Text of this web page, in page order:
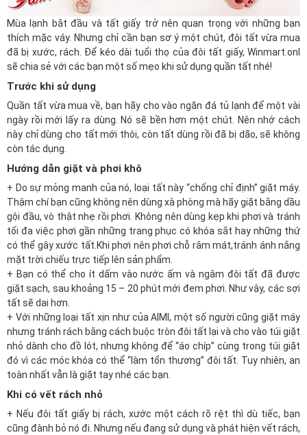
Mùa lạnh bắt đầu và tất giấy trở nên quan trọng với những bạn
thích mặc váy. Nhưng chỉ cần bạn sơ ý một chút, đôi tất vừa mua
đã bị xước, rách. Để kéo dài tuổi thọ của đôi tất giấy, Winmart.onl
sẽ chia sẻ với các bạn một số mẹo khi sử dụng quần tất nhé!
Trước khi sử dụng
Quần tất vừa mua về, bạn hãy cho vào ngăn đá tủ lạnh để một vài
ngày rồi mới lấy ra dùng. Nó sẽ bền hơn một chút. Nên nhớ cách
này chỉ dùng cho tất mới thôi, còn tất dùng rồi đã bị dão, sẽ không
còn tác dụng.
Hướng dẫn giặt và phơi khô
+ Do sự mỏng manh của nó, loại tất này “chống chỉ định” giặt máy.
Thậm chí bạn cũng không nên dùng xà phòng mà hãy giặt bằng dầu
gội đầu, vò thật nhẹ rồi phơi. Không nên dùng kẹp khi phơi và tránh
tối đa việc phơi gần những trang phục có khóa sắt hay những thứ
có thể gây xước tất.Khi phơi nên phơi chỗ râm mát,tránh ánh nắng
mặt trời chiếu trực tiếp lên sản phẩm.
+ Bạn có thể cho ít dấm vào nước ấm và ngâm đôi tất đã được
giặt sạch, sau khoảng 15 – 20 phút mới đem phơi. Như vậy, các sợi
tất sẽ dai hơn.
+ Với những loại tất xịn như của AIMI, một số người cũng giặt máy
nhưng tránh rách bằng cách buộc tròn đôi tất lại và cho vào túi giặt
nhỏ dành cho đồ lót, nhưng không để “áo chíp” cùng trong túi giặt
đó vì các móc khóa có thể “làm tổn thương” đôi tất. Tuy nhiên, an
toàn nhất vẫn là giặt tay nhé các bạn.
Khi có vết rách nhỏ
+ Nếu đôi tất giấy bị rách, xước một cách rõ rệt thì dù tiếc, bạn
cũng đành bỏ nó đi. Nhưng nếu đang sử dụng và phát hiện vết rách,